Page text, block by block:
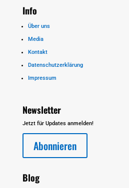
Info
Über uns
Media
Kontakt
Datenschutzerklärung
Impressum
Newsletter
Jetzt für Updates anmelden!
Abonnieren
Blog